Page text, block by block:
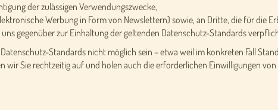
der zulässigen Verwendungszwecke,
Werbung in Form von Newslettern) sowie, an Dritte, die für die
gegenüber zur Einhaltung der geltenden Datenschutz-Standards
Standards nicht möglich sein – etwa weil im konkreten Fall
wir Sie rechtzeitig auf und holen auch die erforderlichen Einwilligungen